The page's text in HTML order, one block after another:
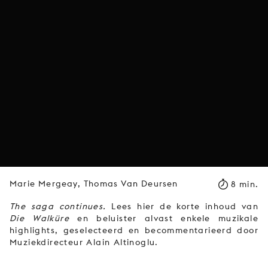
Marie Mergeay, Thomas Van Deursen 8 min.
The saga continues.
Lees hier de korte inhoud van
Die Walküre en beluister alvast enkele muzikale
highlights, geselecteerd en becommentarieerd door
Muziekdirecteur Alain Altinoglu.